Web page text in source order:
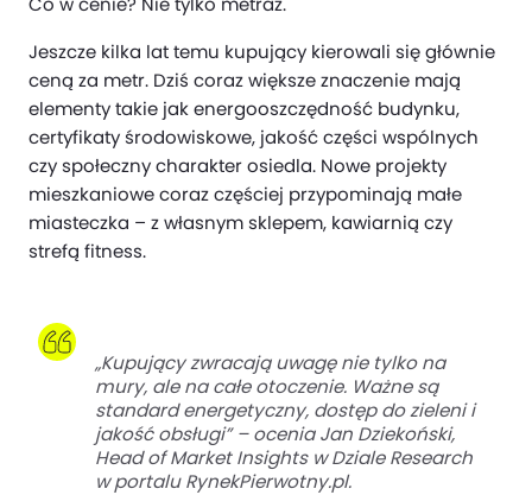
Jeszcze kilka lat temu kupujący kierowali się głównie
ceną za metr. Dziś coraz większe znaczenie mają
elementy takie jak energooszczędność budynku,
certyfikaty środowiskowe, jakość części wspólnych
czy społeczny charakter osiedla. Nowe projekty
mieszkaniowe coraz częściej przypominają małe
miasteczka – z własnym sklepem, kawiarnią czy
strefą fitness.
„Kupujący zwracają uwagę nie tylko na
mury, ale na całe otoczenie. Ważne są
standard energetyczny, dostęp do zieleni i
jakość obsługi” – ocenia Jan Dziekoński,
Head of Market Insights w Dziale Research
w portalu RynekPierwotny.pl.